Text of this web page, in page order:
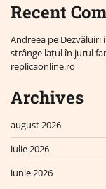
Recent
Andreea pe Dezvăluiri
strânge lațul în jurul
replicaonline.ro
Archives
august 2026
iulie 2026
iunie 2026